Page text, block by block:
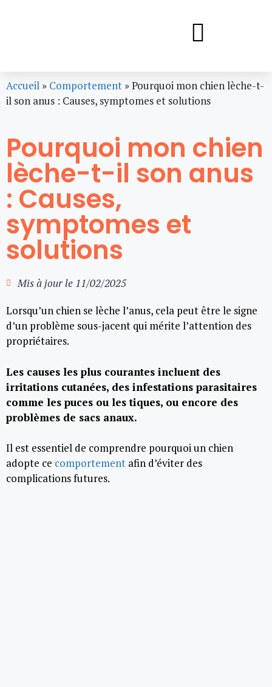
Accueil » Comportement »Pourquoi mon chien lèche-t-
il son anus : Causes, symptomes et solutions
Pourquoi mon chien
lèche-t-il son anus
: Causes,
symptomes et
solutions
Mis à jour le 11/02/2025
Lorsqu’un chien se lèche l’anus, cela peut être le signe
d’un problème sous-jacent qui mérite l’attention des
propriétaires.
Les causes les plus courantes incluent des
irritations cutanées, des infestations parasitaires
comme les puces ou les tiques, ou encore des
problèmes de sacs anaux.
Il est essentiel de comprendre pourquoi un chien
adopte ce comportement afin d’éviter des
complications futures.